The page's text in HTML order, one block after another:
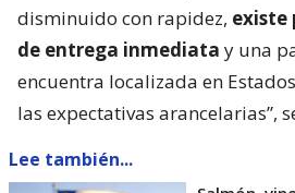
disminuido con rapidez, existe
de entrega inmediata y una
encuentra localizada en
las expectativas arancelarias”,
Lee también...